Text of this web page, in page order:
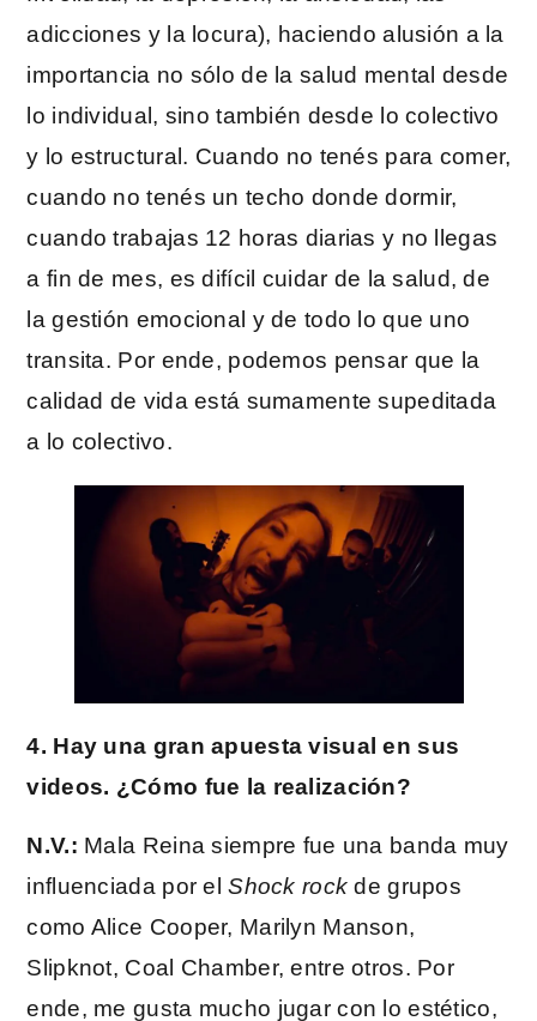
adicciones y la locura), haciendo alusión a la
importancia no sólo de la salud mental desde
lo individual, sino también desde lo colectivo
y lo estructural. Cuando no tenés para comer,
cuando no tenés un techo donde dormir,
cuando trabajas 12 horas diarias y no llegas
a fin de mes, es difícil cuidar de la salud, de
la gestión emocional y de todo lo que uno
transita. Por ende, podemos pensar que la
calidad de vida está sumamente supeditada
a lo colectivo.
4. Hay una gran apuesta visual en sus
videos. ¿Cómo fue la realización?
N.V.: Mala Reina siempre fue una banda muy
influenciada por elShock rock de grupos
como Alice Cooper, Marilyn Manson,
Slipknot, Coal Chamber, entre otros. Por
ende, me gusta mucho jugar con lo estético,